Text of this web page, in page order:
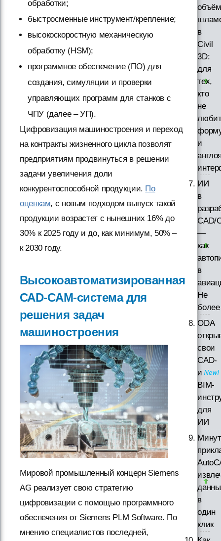
обработки;
быстросменные инструмент/крепление;
высокоскоростную механическую
обработку (HSM);
программное обеспечение (ПО) для
создания, симуляции и проверки
управляющих программ для станков с
ЧПУ (далее – УП).
Цифровизация машиностроения и переход
на контракты жизненного цикла позволят
предприятиям продвинуться в решении
задачи увеличения доли
конкурентоспособной продукции. По
оценкам, с новым подходом выпуск такой
продукции возрастет с нынешних 16% до
30% к 2025 году и до, как минимум, 50% –
к 2030 году.
Высокоавтоматизированная
САD-CAM-система для
решения задач
машиностроения
Мировой промышленный концерн Siemens
AG реализует свою стратегию
цифровизации с помощью программного
обеспечения от Siemens PLM Software. По
мнению специалистов последней,
в
Civil
3D:
для
тех,
кто
не
и
ИИ
в
CAD/
—
как
в
Не
более
ODA
свои
CAD-
и
BIM-
для
ИИ
в
один
клик